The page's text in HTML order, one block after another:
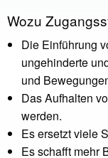
Wozu
Die Einführung
ungehinderte
und
Das Aufhalten
werden.
Es ersetzt viele
Es schafft mehr